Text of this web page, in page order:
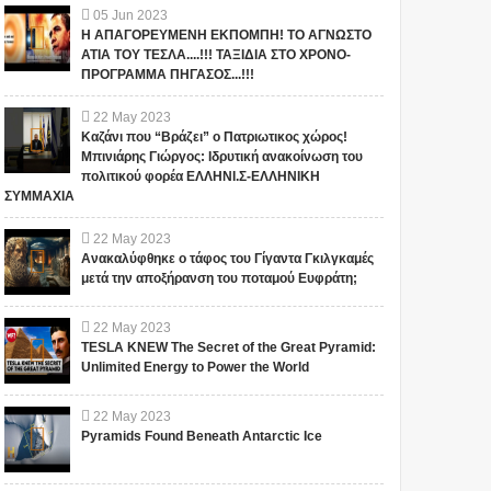
05 Jun 2023
Η ΑΠΑΓΟΡΕΥΜΕΝΗ ΕΚΠΟΜΠΗ! ΤΟ ΑΓΝΩΣΤΟ
ΑΤΙΑ ΤΟΥ ΤΕΣΛΑ....!!! ΤΑΞΙΔΙΑ ΣΤΟ ΧΡΟΝΟ-
ΠΡΟΓΡΑΜΜΑ ΠΗΓΑΣΟΣ...!!!
22 May 2023
Καζάνι που “Βράζει” ο Πατριωτικος χώρος!
Μπινιάρης Γιώργος: Ιδρυτική ανακοίνωση του
πολιτικού φορέα ΕΛΛΗΝΙ.Σ-ΕΛΛΗΝΙΚΗ
ΣΥΜΜΑΧΙΑ
22 May 2023
Ανακαλύφθηκε ο τάφος του Γίγαντα Γκιλγκαμές
μετά την αποξήρανση του ποταμού Ευφράτη;
22 May 2023
TESLA KNEW The Secret of the Great Pyramid:
Unlimited Energy to Power the World
22 May 2023
Pyramids Found Beneath Antarctic Ice